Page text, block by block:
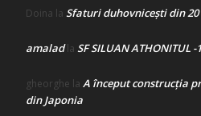
Doina la Sfaturi duhovnicești din
amaladla SF SILUAN ATHONITUL -
gheorghe la A început construcţia
din Japonia